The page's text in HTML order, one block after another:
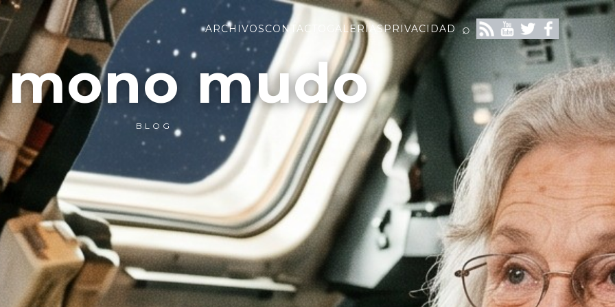
ARCHIVOSCONTACTO GALERIASPRIVACIDAD ⌕
mudo
BLOG